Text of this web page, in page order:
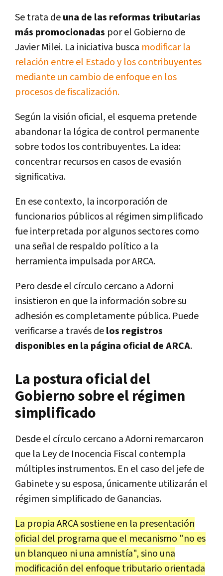
Se trata deuna de las reformas tributarias
más promocionadas por el Gobierno de
Javier Milei. La iniciativa busca modificar la
relación entre el Estado y los contribuyentes
mediante un cambio de enfoque en los
procesos de fiscalización.
Según la visión oficial, el esquema pretende
abandonar la lógica de control permanente
sobre todos los contribuyentes. La idea:
concentrar recursos en casos de evasión
significativa.
En ese contexto, la incorporación de
funcionarios públicos al régimen simplificado
fue interpretada por algunos sectores como
una señal de respaldo político a la
herramienta impulsada por ARCA.
Pero desde el círculo cercano a Adorni
insistieron en que la información sobre su
adhesión es completamente pública. Puede
verificarse a través delos registros
disponibles en la página oficial de ARCA.
La postura oficial del
Gobierno sobre el régimen
simplificado
Desde el círculo cercano a Adorni remarcaron
que la Ley de Inocencia Fiscal contempla
múltiples instrumentos. En el caso del jefe de
Gabinete y su esposa, únicamente utilizarán el
régimen simplificado de Ganancias.
La propia ARCA sostiene en la presentación
oficial del programa que el mecanismo "no es
un blanqueo ni una amnistía", sino una
modificación del enfoque tributario orientada